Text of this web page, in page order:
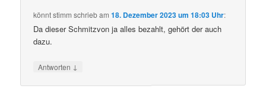
könnt stimm schriebam18. Dezember 2023 um 18:03 Uhr:
Da dieser Schmitzvon ja alles bezahlt, gehört der auch
dazu.
Antworten ↓